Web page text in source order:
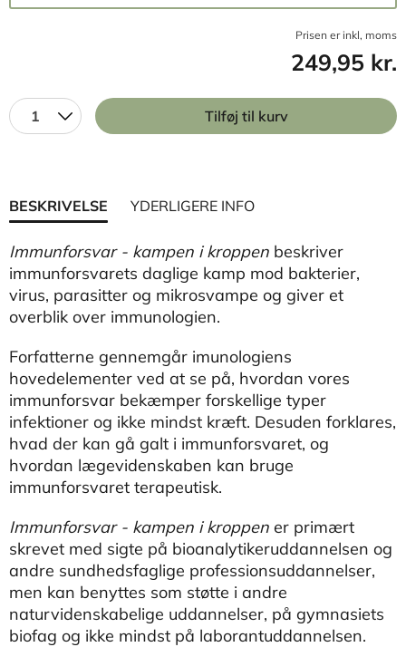
Prisen er inkl, moms
249,95 kr.
1 Tilføj til kurv
BESKRIVELSE YDERLIGERE INFO
Immunforsvar - kampen i kroppen beskriver
immunforsvarets daglige kamp mod bakterier,
virus, parasitter og mikrosvampe og giver et
overblik over immunologien.
Forfatterne gennemgår imunologiens
hovedelementer ved at se på, hvordan vores
immunforsvar bekæmper forskellige typer
infektioner og ikke mindst kræft. Desuden forklares,
hvad der kan gå galt i immunforsvaret, og
hvordan lægevidenskaben kan bruge
immunforsvaret terapeutisk.
Immunforsvar - kampen i kroppen er primært
skrevet med sigte på bioanalytikeruddannelsen og
andre sundhedsfaglige professionsuddannelser,
men kan benyttes som støtte i andre
naturvidenskabelige uddannelser, på gymnasiets
biofag og ikke mindst på laborantuddannelsen.